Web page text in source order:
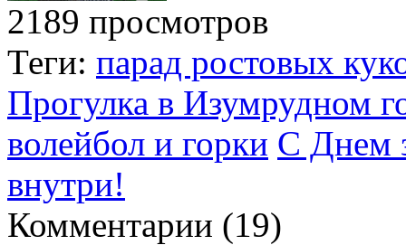
2189 просмотров
Теги: парад ростовых
Прогулка в Изумрудном
волейбол и горки С Днем
внутри!
Комментарии (19)